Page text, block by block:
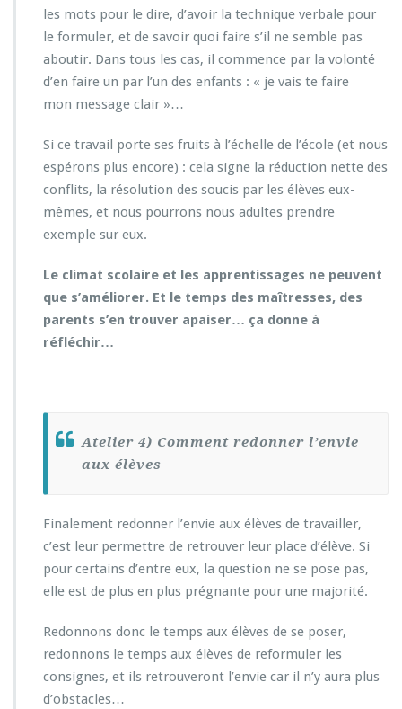
les mots pour le dire, d’avoir la technique verbale pour
le formuler, et de savoir quoi faire s’il ne semble pas
aboutir. Dans tous les cas, il commence par la volonté
d’en faire un par l’un des enfants : « je vais te faire
mon message clair »…
Si ce travail porte ses fruits à l’échelle de l’école (et nous
espérons plus encore) : cela signe la réduction nette des
conflits, la résolution des soucis par les élèves eux-
mêmes, et nous pourrons nous adultes prendre
exemple sur eux.
Le climat scolaire et les apprentissages ne peuvent
que s’améliorer. Et le temps des maîtresses, des
parents s’en trouver apaiser… ça donne à
réfléchir…
Atelier 4) Comment redonner l’envie
aux élèves
Finalement redonner l’envie aux élèves de travailler,
c’est leur permettre de retrouver leur place d’élève. Si
pour certains d’entre eux, la question ne se pose pas,
elle est de plus en plus prégnante pour une majorité.
Redonnons donc le temps aux élèves de se poser,
redonnons le temps aux élèves de reformuler les
consignes, et ils retrouveront l’envie car il n’y aura plus
d’obstacles…